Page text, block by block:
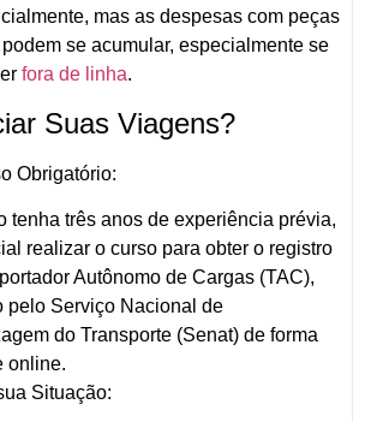
mas as despesas com peças
se acumular, especialmente se
fora de linha.
Suas Viagens?
Obrigatório:
tenha três anos de experiência prévia,
realizar o curso para obter o registro
Autônomo de Cargas (TAC),
pelo Serviço Nacional de
do Transporte (Senat) de forma
online.
Situação: